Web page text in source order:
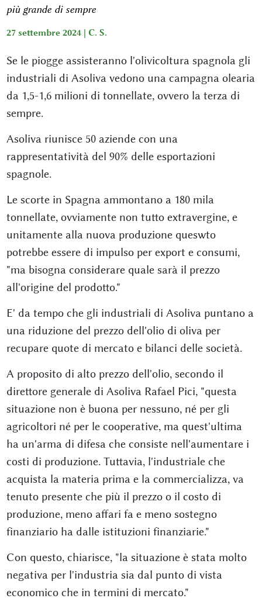
più grande di sempre
27 settembre 2024 | C. S.
Se le piogge assisteranno l'olivicoltura spagnola gli
industriali di Asoliva vedono una campagna olearia
da 1,5-1,6 milioni di tonnellate, ovvero la terza di
sempre.
Asoliva riunisce 50 aziende con una
rappresentatività del 90% delle esportazioni
spagnole.
Le scorte in Spagna ammontano a 180 mila
tonnellate, ovviamente non tutto extravergine, e
unitamente alla nuova produzione queswto
potrebbe essere di impulso per export e consumi,
"ma bisogna considerare quale sarà il prezzo
all'origine del prodotto."
E' da tempo che gli industriali di Asoliva puntano a
una riduzione del prezzo dell'olio di oliva per
recupare quote di mercato e bilanci delle società.
A proposito di alto prezzo dell'olio, secondo il
direttore generale di Asoliva Rafael Pici, "questa
situazione non è buona per nessuno, né per gli
agricoltori né per le cooperative, ma quest'ultima
ha un'arma di difesa che consiste nell'aumentare i
costi di produzione. Tuttavia, l'industriale che
acquista la materia prima e la commercializza, va
tenuto presente che più il prezzo o il costo di
produzione, meno affari fa e meno sostegno
finanziario ha dalle istituzioni finanziarie."
Con questo, chiarisce, "la situazione è stata molto
negativa per l'industria sia dal punto di vista
economico che in termini di mercato."